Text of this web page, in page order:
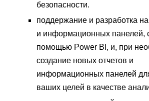
безопасности.
поддержание и разработка
и информационных панелей,
помощью Power BI, и, при
создание новых отчетов и
информационных панелей
ваших целей в качестве